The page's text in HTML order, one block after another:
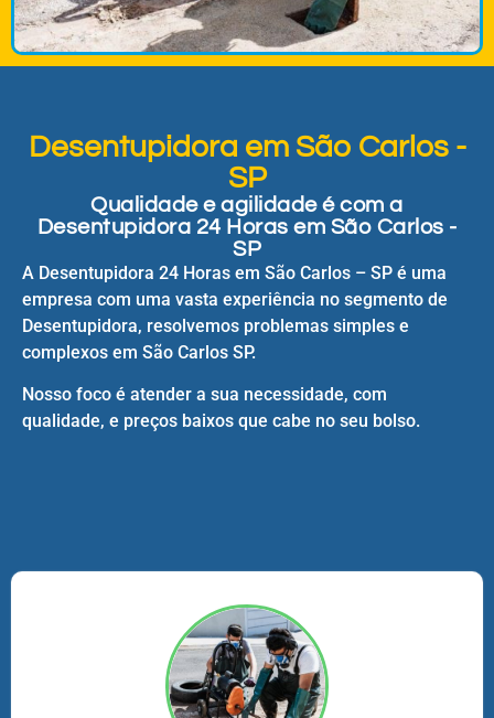
Desentupidora em São Carlos -
SP
Qualidade e agilidade é com a
Desentupidora 24 Horas em São Carlos -
SP
A Desentupidora 24 Horas em São Carlos – SP é uma
empresa com uma vasta experiência no segmento de
Desentupidora, resolvemos problemas simples e
complexos em São Carlos SP.
Nosso foco é atender a sua necessidade, com
qualidade, e preços baixos que cabe no seu bolso.